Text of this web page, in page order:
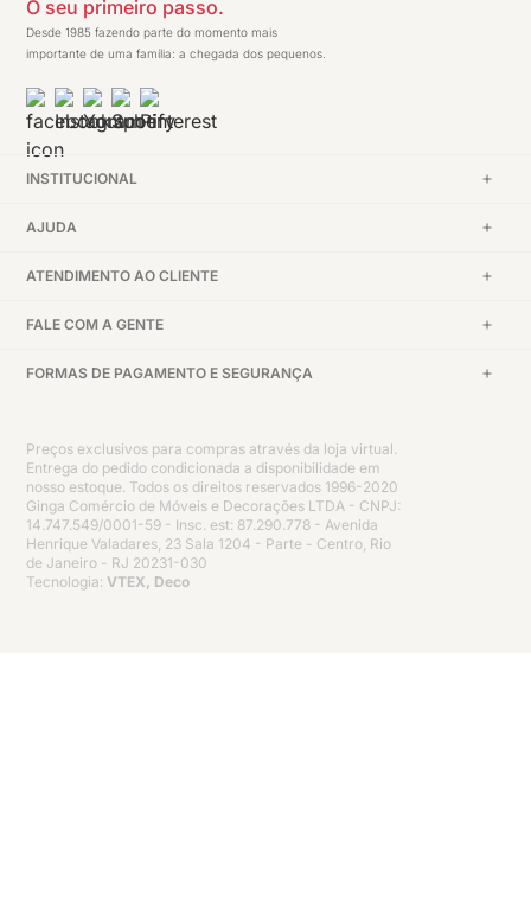
O seu primeiro passo.
Desde 1985 fazendo parte do momento mais
importante de uma família: a chegada dos pequenos.
INSTITUCIONAL
AJUDA
ATENDIMENTO AO CLIENTE
FALE COM A GENTE
FORMAS DE PAGAMENTO E SEGURANÇA
Preços exclusivos para compras através da loja virtual.
Entrega do pedido condicionada a disponibilidade em
nosso estoque. Todos os direitos reservados 1996-2020
Ginga Comércio de Móveis e Decorações LTDA - CNPJ:
14.747.549/0001-59 - Insc. est: 87.290.778 - Avenida
Henrique Valadares, 23 Sala 1204 - Parte - Centro, Rio
de Janeiro - RJ 20231-030
Tecnologia: VTEX, Deco